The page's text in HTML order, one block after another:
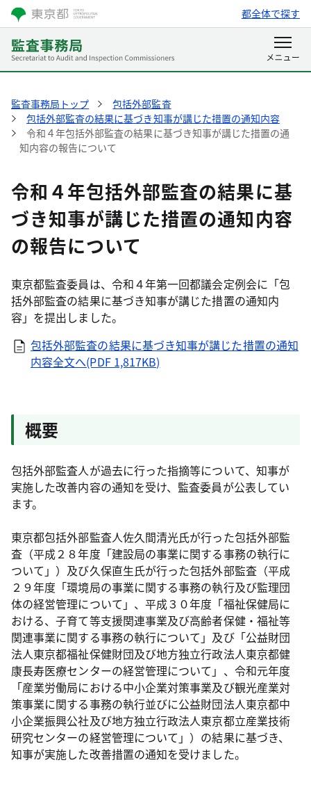
都全体で探す
監査事務局トップ
包括外部監査
包括外部監査の結果に基づき知事が講じた措置の通知内容
令和４年包括外部監査の結果に基づき知事が講じた措置の通
知内容の報告について
令和４年包括外部監査の結果に基
づき知事が講じた措置の通知内容
の報告について
東京都監査委員は、令和４年第一回都議会定例会に「包
括外部監査の結果に基づき知事が講じた措置の通知内
容」を提出しました。
包括外部監査の結果に基づき知事が講じた措置の通知
内容全文へ(PDF 1,817KB)
概要
包括外部監査人が過去に行った指摘等について、知事が
実施した改善内容の通知を受け、監査委員が公表してい
ます。
東京都包括外部監査人佐久間清光氏が行った包括外部監
査（平成２８年度「建設局の事業に関する事務の執行に
ついて」）及び久保直生氏が行った包括外部監査（平成
２９年度「環境局の事業に関する事務の執行及び監理団
体の経営管理について」、平成３０年度「福祉保健局に
おける、子育て等支援関連事業及び高齢者保健・福祉等
関連事業に関する事務の執行について」及び「公益財団
法人東京都福祉保健財団及び地方独立行政法人東京都健
康長寿医療センターの経営管理について」、令和元年度
「産業労働局における中小企業対策事業及び観光産業対
策事業に関する事務の執行並びに公益財団法人東京都中
小企業振興公社及び地方独立行政法人東京都立産業技術
研究センターの経営管理について」）の結果に基づき、
知事が実施した改善措置の通知を受けました。